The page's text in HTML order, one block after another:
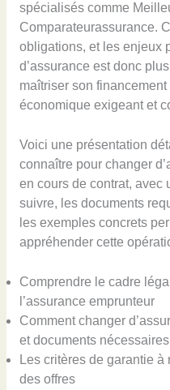
spécialisés comme
Comparateurassurance.
obligations, et les enjeux
d’assurance est donc
maîtriser son
économique exigeant et
Voici une présentation
connaître pour changer
en cours de contrat, avec
suivre, les documents
les exemples concrets
appréhender cette
Comprendre le cadre
l’assurance emprunteur
Comment changer
et documents nécessaires
Les critères de garantie
des offres